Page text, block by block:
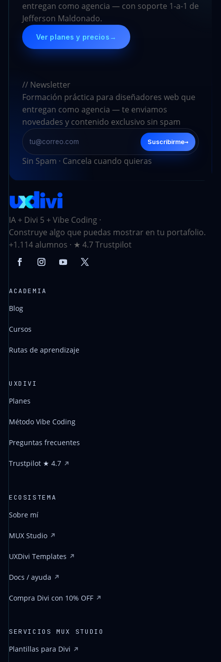
entregan como agencia — con soporte 1-a-1 de
Jefferson Maldonado.
Ver planes y precios →
// Newsletter
Formación práctica para diseñadores web que
entregan como agencia — te enviamos
novedades y contenido exclusivo sin spam
Suscribirme→
Sin Spam · Cancela cuando quieras
IA + Divi 5 + Vibe Coding ·
Construye algo que puedas mostrar en tu portafolio.
+1.114 alumnos · ★ 4.7 Trustpilot
ACADEMIA
Blog
Cursos
Rutas de aprendizaje
UXDIVI
Planes
Método Vibe Coding
Preguntas frecuentes
Trustpilot ★ 4.7
ECOSISTEMA
Sobre mí
MUX Studio
UXDivi Templates
Docs / ayuda
Compra Divi con 10% OFF
SERVICIOS MUX STUDIO
Plantillas para Divi